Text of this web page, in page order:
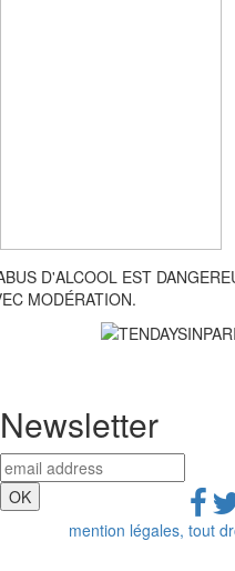
D'ALCOOL EST
MODÉRATION.
Newsletter
mention légales, tout